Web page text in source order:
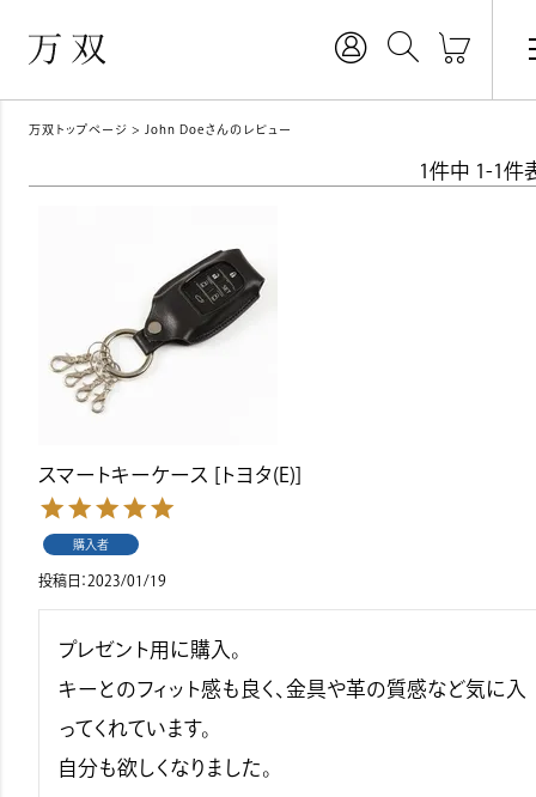
万双トップページ John Doeさんのレビュー
1件中 1-1件
スマートキーケース [トヨタ(E)]
購入者
投稿日 2023/01/19
プレゼント用に購入。
キーとのフィット感も良く、金具や革の質感など気に入
ってくれています。
自分も欲しくなりました。